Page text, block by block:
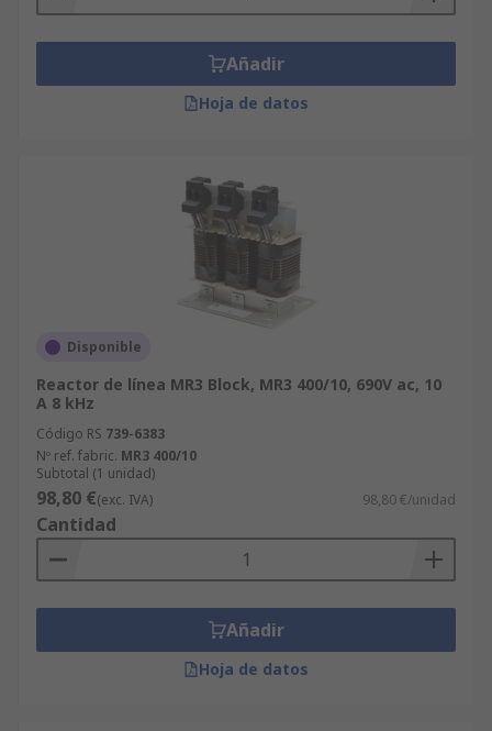
Añadir
Hoja de datos
Disponible
Reactor de línea MR3 Block, MR3 400/10, 690V ac, 10
A 8 kHz
Código RS 739-6383
Nº ref. fabric. MR3 400/10
Subtotal (1 unidad)
98,80 €(exc. IVA) 98,80 €/unidad
Cantidad
Añadir
Hoja de datos